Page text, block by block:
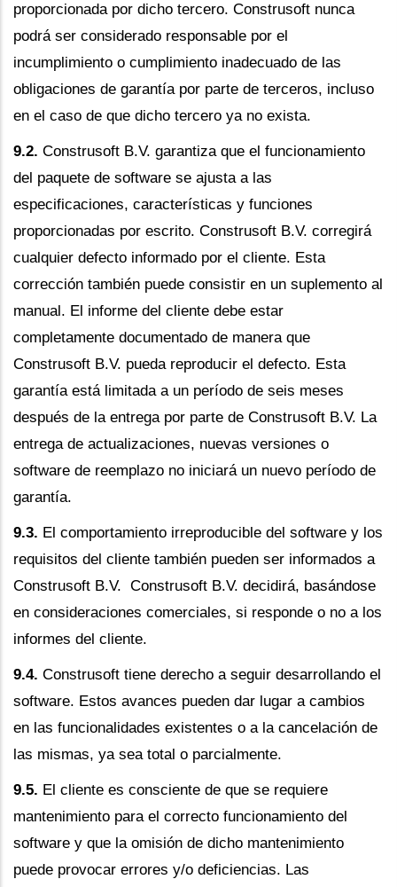
proporcionada por dicho tercero. Construsoft nunca
podrá ser considerado responsable por el
incumplimiento o cumplimiento inadecuado de las
obligaciones de garantía por parte de terceros, incluso
en el caso de que dicho tercero ya no exista.
9.2. Construsoft B.V. garantiza que el funcionamiento
del paquete de software se ajusta a las
especificaciones, características y funciones
proporcionadas por escrito. Construsoft B.V. corregirá
cualquier defecto informado por el cliente. Esta
corrección también puede consistir en un suplemento al
manual. El informe del cliente debe estar
completamente documentado de manera que
Construsoft B.V. pueda reproducir el defecto. Esta
garantía está limitada a un período de seis meses
después de la entrega por parte de Construsoft B.V. La
entrega de actualizaciones, nuevas versiones o
software de reemplazo no iniciará un nuevo período de
garantía.
9.3. El comportamiento irreproducible del software y los
requisitos del cliente también pueden ser informados a
Construsoft B.V. Construsoft B.V. decidirá, basándose
en consideraciones comerciales, si responde o no a los
informes del cliente.
9.4. Construsoft tiene derecho a seguir desarrollando el
software. Estos avances pueden dar lugar a cambios
en las funcionalidades existentes o a la cancelación de
las mismas, ya sea total o parcialmente.
9.5. El cliente es consciente de que se requiere
mantenimiento para el correcto funcionamiento del
software y que la omisión de dicho mantenimiento
puede provocar errores y/o deficiencias. Las